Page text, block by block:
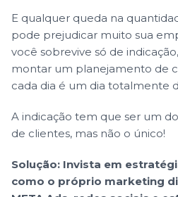
E qualquer queda na
pode prejudicar muito sua
você sobrevive só de
montar um planejamento de
cada dia é um dia totalmente
A indicação tem que ser um
de clientes, mas não o único!
Solução: Invista em
como o próprio marketing